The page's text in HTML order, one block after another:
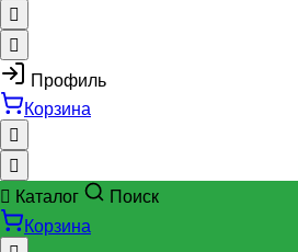
Профиль
Корзина
Каталог
Поиск
Корзина